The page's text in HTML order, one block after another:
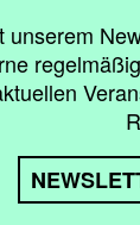
unserem